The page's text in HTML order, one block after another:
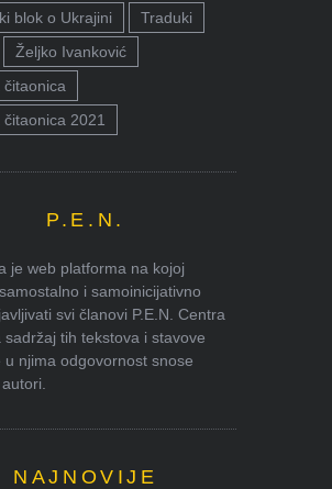
blok o Ukrajini
Traduki
Željko Ivanković
čitaonica
2021
P.E.N.
je web platforma na kojoj
i samoinicijativno
svi članovi P.E.N. Centra
sadržaj tih tekstova i stavove
u njima odgovornost snose
NAJNOVIJE